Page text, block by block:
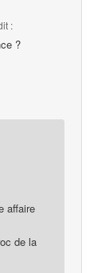
:
?
affaire
de la